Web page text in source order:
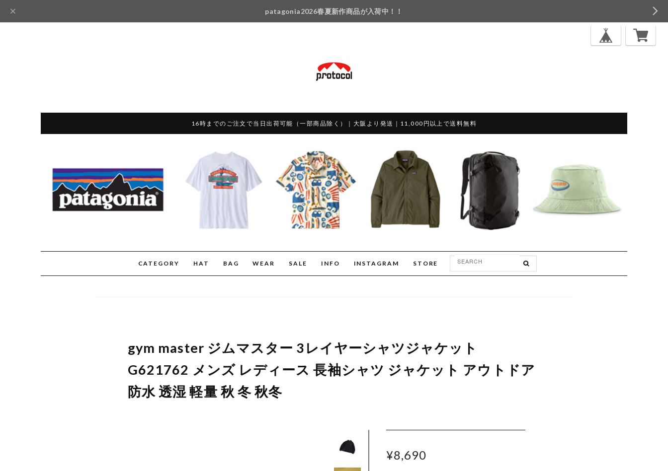
patagonia2026春夏新作商品が入荷中！！
16時までのご注文で当日出荷可能（一部商品除く）｜大阪より発送｜11,000円以上で送料無料
CATEGORY HAT BAG WEAR SALE INFO INSTAGRAM STORE
gym master ジムマスター 3レイヤーシャツジャケット
G621762 メンズ レディース 長袖シャツ ジャケット アウトドア
防水 透湿 軽量 秋 冬 秋冬
¥8,690